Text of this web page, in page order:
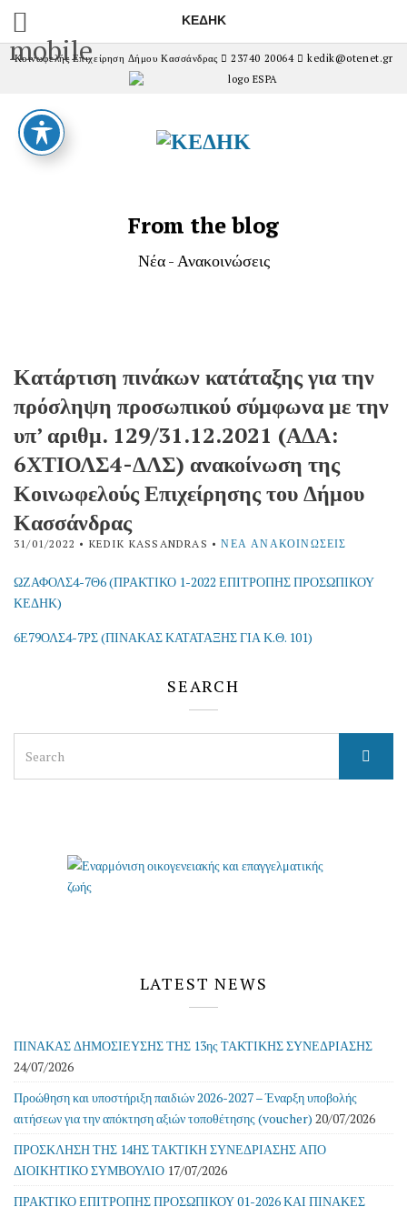
mobile
ΚΕΔΗΚ
Κοινωφελής Επιχείρηση Δήμου Κασσάνδρας 23740 20064 kedik@otenet.gr
From the blog
Νέα - Ανακοινώσεις
Κατάρτιση πινάκων κατάταξης για την
πρόσληψη προσωπικού σύμφωνα με την
υπ’ αριθμ. 129/31.12.2021 (ΑΔΑ:
6ΧΤΙΟΛΣ4-ΔΛΣ) ανακοίνωση της
Κοινωφελούς Επιχείρησης του Δήμου
Κασσάνδρας
31/01/2022 • KEDIK KASSANDRAS •ΝΈΑ ΑΝΑΚΟΙΝΏΣΕΙΣ
ΩΖΑΦΟΛΣ4-7Θ6 (ΠΡΑΚΤΙΚΟ 1-2022 ΕΠΙΤΡΟΠΗΣ ΠΡΟΣΩΠΙΚΟΥ
ΚΕΔΗΚ)
6Ε79ΟΛΣ4-7ΡΣ (ΠΙΝΑΚΑΣ ΚΑΤΑΤΑΞΗΣ ΓΙΑ Κ.Θ. 101)
SEARCH
for:
LATEST NEWS
ΠΙΝΑΚΑΣ ΔΗΜΟΣΙΕΥΣΗΣ ΤΗΣ 13ης ΤΑΚΤΙΚΗΣ ΣΥΝΕΔΡΙΑΣΗΣ
24/07/2026
Προώθηση και υποστήριξη παιδιών 2026-2027 – Έναρξη υποβολής
αιτήσεων για την απόκτηση αξιών τοποθέτησης (voucher) 20/07/2026
ΠΡΟΣΚΛΗΣΗ ΤΗΣ 14ΗΣ ΤΑΚΤΙΚΗ ΣΥΝΕΔΡΙΑΣΗΣ ΑΠΟ
ΔΙΟΙΚΗΤΙΚΟ ΣΥΜΒΟΥΛΙΟ 17/07/2026
ΠΡΑΚΤΙΚΟ ΕΠΙΤΡΟΠΗΣ ΠΡΟΣΩΠΙΚΟΥ 01-2026 ΚΑΙ ΠΙΝΑΚΕΣ